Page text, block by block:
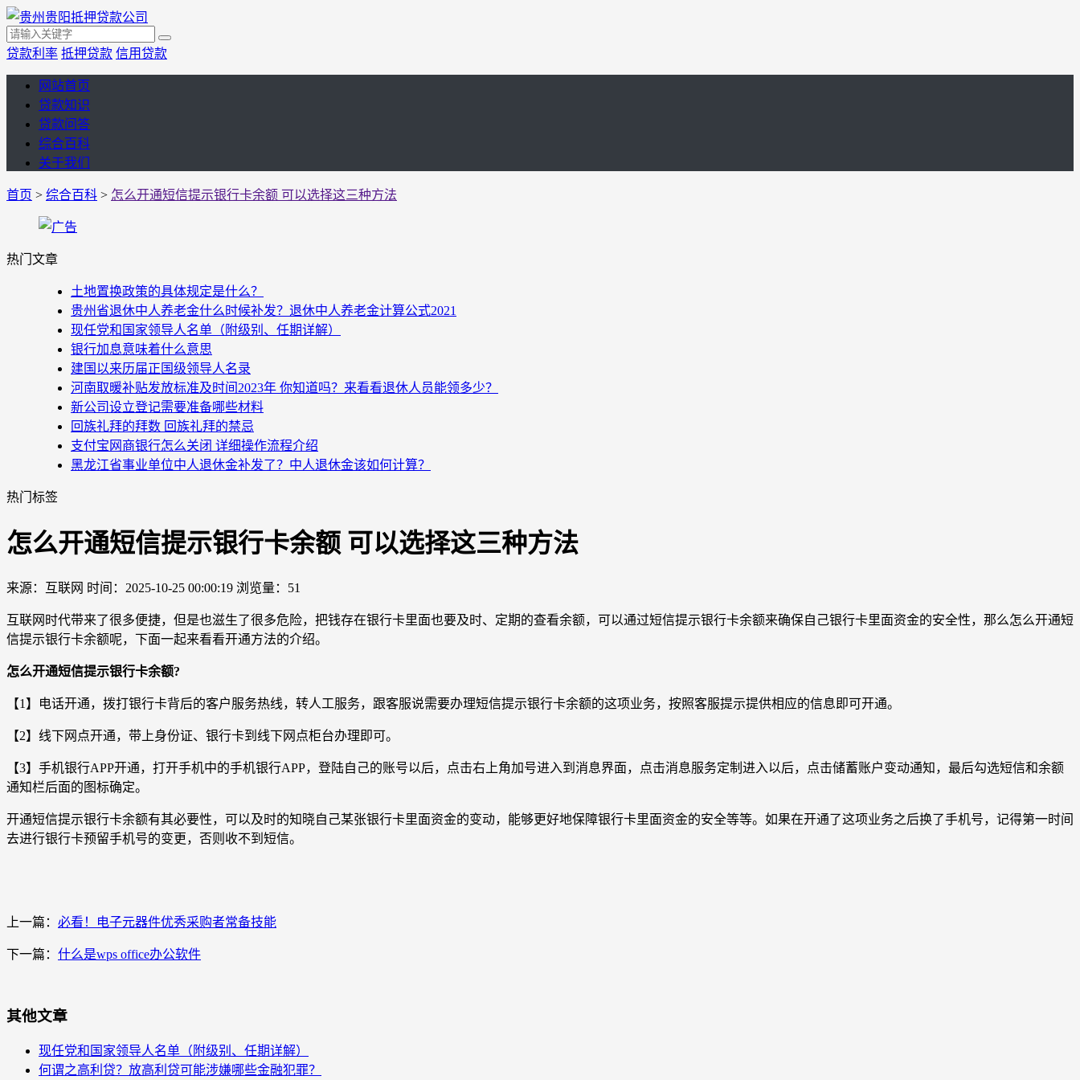
贷款利率 抵押贷款 信用贷款
网站首页
贷款知识
贷款问答
综合百科
关于我们
首页 > 综合百科 > 怎么开通短信提示银行卡余额 可以选择这三种方法
热门文章
土地置换政策的具体规定是什么？
贵州省退休中人养老金什么时候补发？退休中人养老金计算公式2021
现任党和国家领导人名单（附级别、任期详解）
银行加息意味着什么意思
建国以来历届正国级领导人名录
河南取暖补贴发放标准及时间2023年 你知道吗？来看看退休人员能领多少？
新公司设立登记需要准备哪些材料
回族礼拜的拜数 回族礼拜的禁忌
支付宝网商银行怎么关闭 详细操作流程介绍
黑龙江省事业单位中人退休金补发了？中人退休金该如何计算？
热门标签
怎么开通短信提示银行卡余额 可以选择这三种方法
来源：互联网 时间：2025-10-25 00:00:19 浏览量：51
互联网时代带来了很多便捷，但是也滋生了很多危险，把钱存在银行卡里面也要及时、定期的查看余额，可以通过短信提示银行卡余额来确保自己银行卡里面资金的安全性，那么怎么开通短
信提示银行卡余额呢，下面一起来看看开通方法的介绍。
怎么开通短信提示银行卡余额?
【1】电话开通，拨打银行卡背后的客户服务热线，转人工服务，跟客服说需要办理短信提示银行卡余额的这项业务，按照客服提示提供相应的信息即可开通。
【2】线下网点开通，带上身份证、银行卡到线下网点柜台办理即可。
【3】手机银行APP开通，打开手机中的手机银行APP，登陆自己的账号以后，点击右上角加号进入到消息界面，点击消息服务定制进入以后，点击储蓄账户变动通知，最后勾选短信和余额
通知栏后面的图标确定。
开通短信提示银行卡余额有其必要性，可以及时的知晓自己某张银行卡里面资金的变动，能够更好地保障银行卡里面资金的安全等等。如果在开通了这项业务之后换了手机号，记得第一时间
去进行银行卡预留手机号的变更，否则收不到短信。
上一篇： 必看！电子元器件优秀采购者常备技能
下一篇： 什么是wps office办公软件
其他文章
现任党和国家领导人名单（附级别、任期详解）
何谓之高利贷？放高利贷可能涉嫌哪些金融犯罪？